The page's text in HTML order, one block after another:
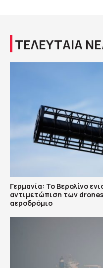
ΤΕΛΕΥΤΑΙΑ
Γερμανία: Το Βερολίνο
αντιμετώπιση των
αεροδρόμιο